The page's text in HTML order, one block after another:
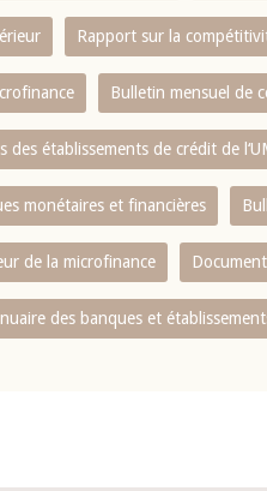
Rapport sur la
Bulletin mensuel de
établissements de crédit de
monétaires et financières
de la microfinance
des banques et